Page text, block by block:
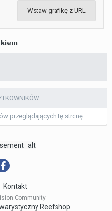
Wstaw grafikę z URL
przeglądających tę stronę.
Kontakt
Community
Reefshop